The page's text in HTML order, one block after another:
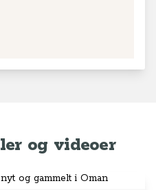
og videoer